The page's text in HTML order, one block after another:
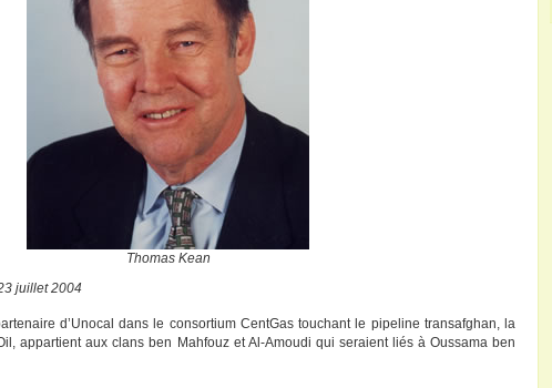
Thomas Kean
juillet 2004
d’Unocal dans le consortium CentGas touchant le pipeline transafghan, la
appartient aux clans ben Mahfouz et Al-Amoudi qui seraient liés à Oussama ben